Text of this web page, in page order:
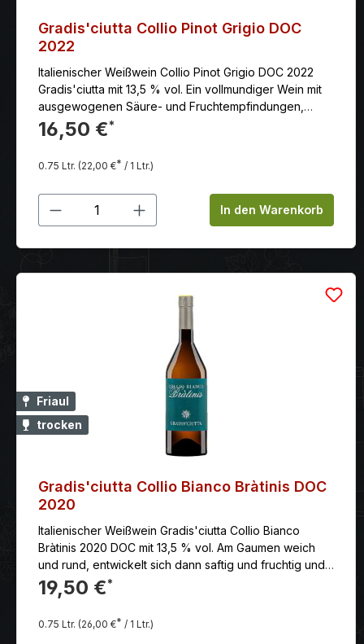
Gradis'ciutta Collio Pinot Grigio DOC
2022
Italienischer Weißwein Collio Pinot Grigio DOC 2022
Gradis'ciutta mit 13,5 % vol. Ein vollmundiger Wein mit
ausgewogenen Säure- und Fruchtempfindungen,
hergestellt aus niedrigen Erträgen und voller Reife der
Trauben.
16,50 €*
0.75 Ltr. (22,00 €* / 1 Ltr.)
Produkt Anzahl: Gib denIn den Warenkorb
Friaul
trocken
Gradis'ciutta Collio Bianco Bràtinis DOC
2020
Italienischer Weißwein Gradis'ciutta Collio Bianco
Bràtinis 2020 DOC mit 13,5 % vol. Am Gaumen weich
und rund, entwickelt sich dann saftig und fruchtig und
neigt sich zu einem präzisen Abgang mit Anklängen
von Ananas und Mango.
19,50 €*
0.75 Ltr. (26,00 €* / 1 Ltr.)